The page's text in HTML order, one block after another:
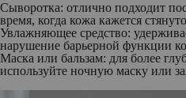
Сыворотка: отлично подходит
время, когда кожа кажется
Увлажняющее средство:
нарушение барьерной функции
Маска или бальзам: для более
используйте ночную маску или